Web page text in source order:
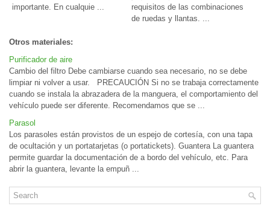
importante. En cualquie ...
requisitos de las combinaciones
de ruedas y llantas. ...
Otros materiales:
Purificador de aire
Cambio del filtro Debe cambiarse cuando sea necesario, no se debe
limpiar ni volver a usar. PRECAUCIÓN Si no se trabaja correctamente
cuando se instala la abrazadera de la manguera, el comportamiento del
vehículo puede ser diferente. Recomendamos que se ...
Parasol
Los parasoles están provistos de un espejo de cortesía, con una tapa
de ocultación y un portatarjetas (o portatickets). Guantera La guantera
permite guardar la documentación de a bordo del vehículo, etc. Para
abrir la guantera, levante la empuñ ...